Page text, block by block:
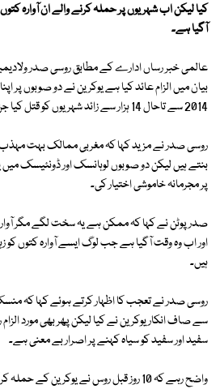
کیا لیکن اب شہریوں پر حملہ کرنے والے ان آوارہ کتوں
آگیا ہے۔
عالمی خبر رساں ادارے کے مطابق روسی صدر
بیان میں الزام عائد کیا ہے یوکرین نے دو صوبوں پر
2014 سے تاحال 14 ہزار سے زائد شہریوں کو قتل کیا جن میں 500 بچے بھی شامل ہیں۔
روسی صدر نے مزید کہا کہ مغربی ممالک بہت
پر مجرمانہ خاموشی اختیار کی۔
صدر پوٹن نے کہا کہ ممکن ہے یہ سخت لگے مگر
اور اب وہ وقت آگیا ہے جب لوگ ایسے آوارہ کتوں کو
ہیں۔
روسی صدر نے تعجب کا اظہار کرتے ہوئے کہا کہ
سے صاف انکار یوکرین نے کیا لیکن پھر بھی مورد الزام
سفید اور سفید کو سیاہ کہنے پر اصرار بے معنی ہے۔
واضح رہے کہ 10 روز قبل روس نے یوکرین